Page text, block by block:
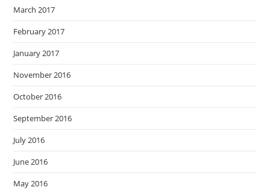
March 2017
February 2017
January 2017
November 2016
October 2016
September 2016
July 2016
June 2016
May 2016